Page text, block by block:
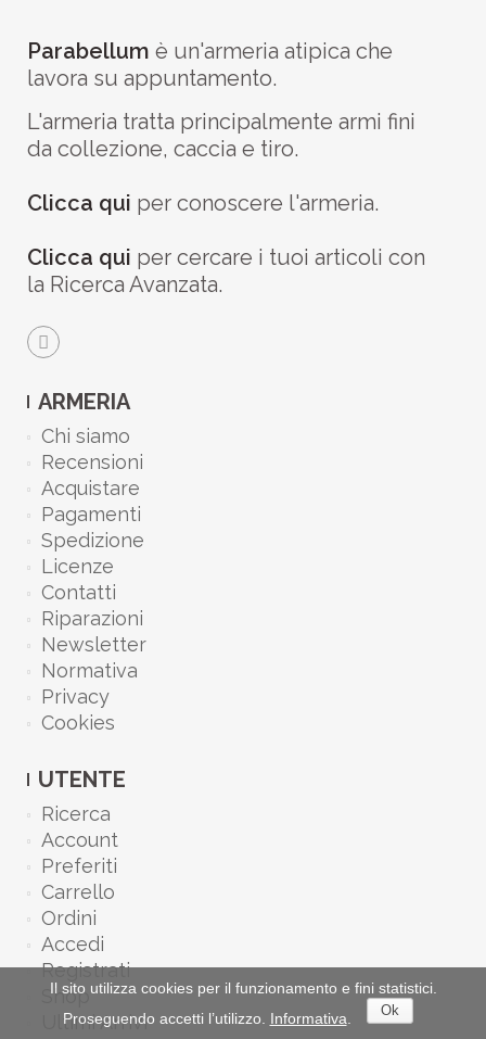
Il sito utilizza cookies per il funzionamento e fini statistici.
Proseguendo accetti l’utilizzo. Informativa Ok
Parabellum è un'armeria atipica che
lavora su appuntamento.
L'armeria tratta principalmente armi fini
da collezione, caccia e tiro.
Clicca qui per conoscere l'armeria.
Clicca qui per cercare i tuoi articoli con
la Ricerca Avanzata.
ARMERIA
Chi siamo
Recensioni
Acquistare
Pagamenti
Spedizione
Licenze
Contatti
Riparazioni
Newsletter
Normativa
Privacy
Cookies
UTENTE
Ricerca
Account
Preferiti
Carrello
Ordini
Accedi
Registrati
Shop
Ultimi Arrivi